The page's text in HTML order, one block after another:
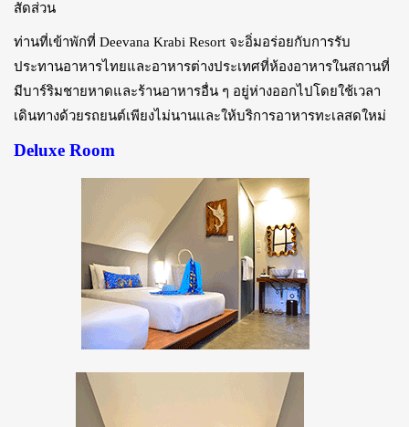
สัดส่วน
ท่านที่เข้าพักที่ Deevana Krabi Resort จะอิ่มอร่อยกับการรับ
ประทานอาหารไทยและอาหารต่างประเทศที่ห้องอาหารในสถานที่
มีบาร์ริมชายหาดและร้านอาหารอื่น ๆ อยู่ห่างออกไปโดยใช้เวลา
เดินทางด้วยรถยนต์เพียงไม่นานและให้บริการอาหารทะเลสดใหม่
Deluxe Room